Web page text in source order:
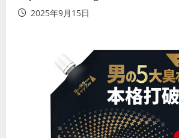
2025年9月15日